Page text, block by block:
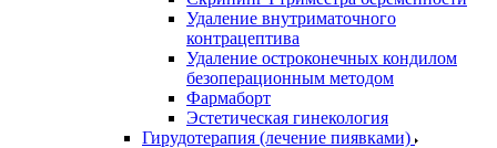
Удаление внутриматочного
контрацептива
Удаление остроконечных кондилом
безоперационным методом
Фармаборт
Эстетическая гинекология
Гирудотерапия (лечение пиявками)